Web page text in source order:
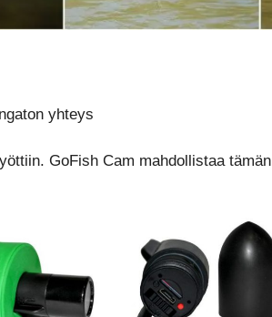
yhteys
GoFish Cam mahdollistaa tämän